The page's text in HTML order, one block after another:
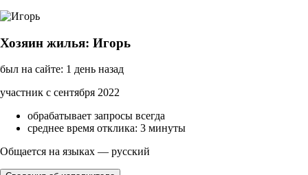
Хозяин жилья: Игорь
был на сайте: 1 день назад
участник с сентября 2022
обрабатывает запросы всегда
среднее время отклика: 3 минуты
Общается на языках — русский